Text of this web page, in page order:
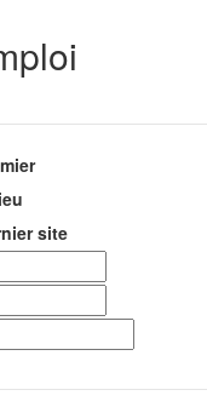
site